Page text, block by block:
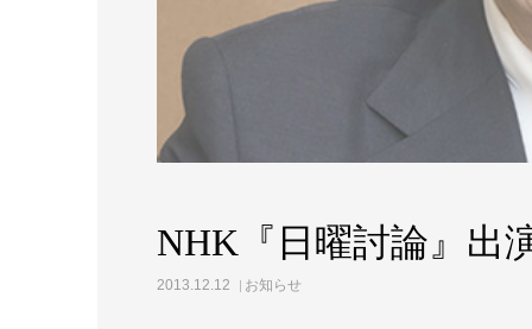
NHK『日曜討論』出
2013.12.12 お知らせ